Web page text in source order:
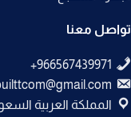
تواصل معنا
المملكة العربية